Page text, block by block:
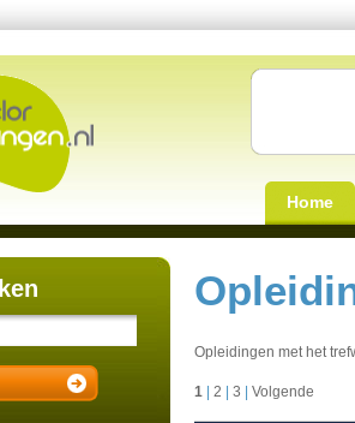
Home
Opleidingen met het
1 2 3 Volgende